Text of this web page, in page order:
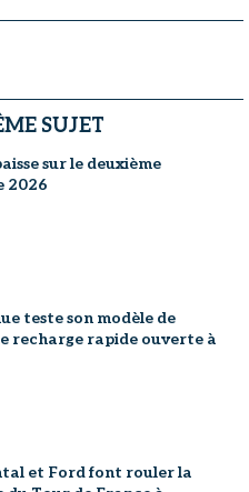
SUJET
sur le deuxième
2026
teste son modèle de
recharge rapide ouverte à
et Ford font rouler la